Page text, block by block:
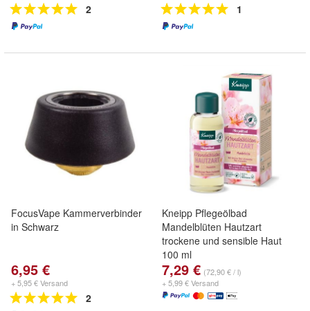
2 1
FocusVape Kammerverbinder
in Schwarz
6,95 €
+ 5,95 € Versand
2
Kneipp Pflegeölbad
Mandelblüten Hautzart
trockene und sensible Haut
100 ml
7,29 € (72,90 € / l)
+ 5,99 € Versand